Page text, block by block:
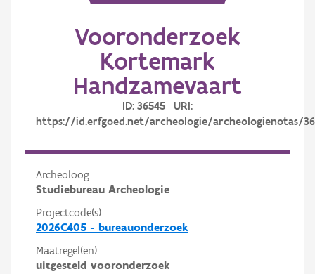
Vooronderzoek
Kortemark
Handzamevaart
ID: 36545 URI:
https://id.erfgoed.net/archeologie/archeologienotas/
Archeoloog
Studiebureau Archeologie
Projectcode(s)
2026C405 - bureauonderzoek
Maatregel(en)
uitgesteld vooronderzoek